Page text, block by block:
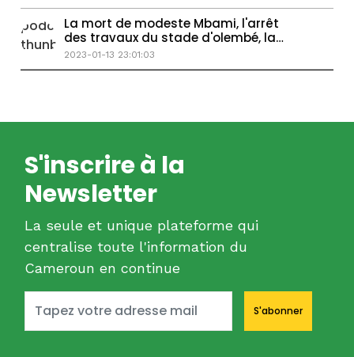
La mort de modeste Mbami, l'arrêt
des travaux du stade d'olembé, la
pénurie de carburant à Yaoundé.
2023-01-13 23:01:03
S'inscrire à la
Newsletter
La seule et unique plateforme qui
centralise toute l'information du
Cameroun en continue
S'abonner